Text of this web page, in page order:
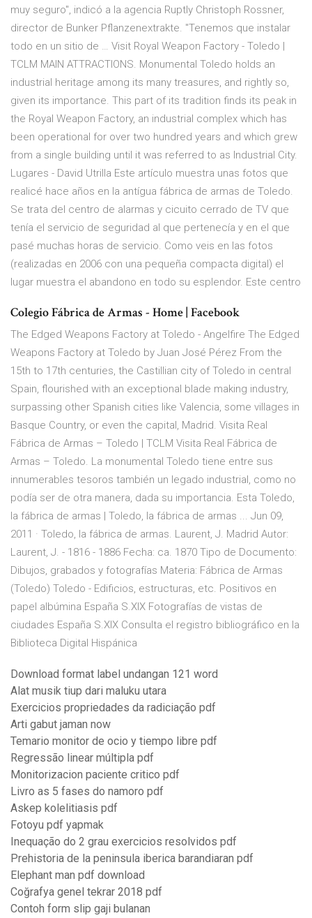
muy seguro", indicó a la agencia Ruptly Christoph Rossner,
director de Bunker Pflanzenextrakte. "Tenemos que instalar
todo en un sitio de … Visit Royal Weapon Factory - Toledo |
TCLM MAIN ATTRACTIONS. Monumental Toledo holds an
industrial heritage among its many treasures, and rightly so,
given its importance. This part of its tradition finds its peak in
the Royal Weapon Factory, an industrial complex which has
been operational for over two hundred years and which grew
from a single building until it was referred to as Industrial City.
Lugares - David Utrilla Este artículo muestra unas fotos que
realicé hace años en la antígua fábrica de armas de Toledo.
Se trata del centro de alarmas y cicuito cerrado de TV que
tenía el servicio de seguridad al que pertenecía y en el que
pasé muchas horas de servicio. Como veis en las fotos
(realizadas en 2006 con una pequeña compacta digital) el
lugar muestra el abandono en todo su esplendor. Este centro
Colegio Fábrica de Armas - Home | Facebook
The Edged Weapons Factory at Toledo - Angelfire The Edged
Weapons Factory at Toledo by Juan José Pérez From the
15th to 17th centuries, the Castillian city of Toledo in central
Spain, flourished with an exceptional blade making industry,
surpassing other Spanish cities like Valencia, some villages in
Basque Country, or even the capital, Madrid. Visita Real
Fábrica de Armas – Toledo | TCLM Visita Real Fábrica de
Armas – Toledo. La monumental Toledo tiene entre sus
innumerables tesoros también un legado industrial, como no
podía ser de otra manera, dada su importancia. Esta Toledo,
la fábrica de armas | Toledo, la fábrica de armas ... Jun 09,
2011 · Toledo, la fábrica de armas. Laurent, J. Madrid Autor:
Laurent, J. - 1816 - 1886 Fecha: ca. 1870 Tipo de Documento:
Dibujos, grabados y fotografías Materia: Fábrica de Armas
(Toledo) Toledo - Edificios, estructuras, etc. Positivos en
papel albúmina España S.XIX Fotografías de vistas de
ciudades España S.XIX Consulta el registro bibliográfico en la
Biblioteca Digital Hispánica
Download format label undangan 121 word
Alat musik tiup dari maluku utara
Exercicios propriedades da radiciação pdf
Arti gabut jaman now
Temario monitor de ocio y tiempo libre pdf
Regressão linear múltipla pdf
Monitorizacion paciente critico pdf
Livro as 5 fases do namoro pdf
Askep kolelitiasis pdf
Fotoyu pdf yapmak
Inequação do 2 grau exercicios resolvidos pdf
Prehistoria de la peninsula iberica barandiaran pdf
Elephant man pdf download
Coğrafya genel tekrar 2018 pdf
Contoh form slip gaji bulanan